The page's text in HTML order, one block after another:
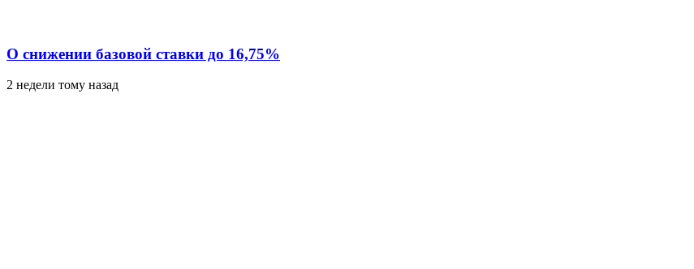
О снижении базовой ставки до 16,75%
2 недели тому назад